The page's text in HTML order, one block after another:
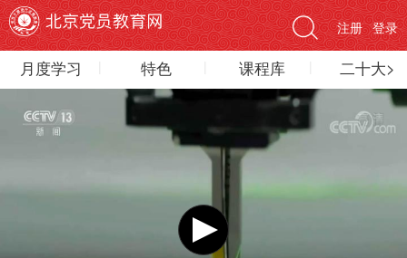
登录
注册
月度学习 特色 课程库 二十大>